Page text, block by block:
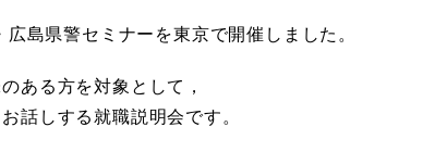
島県警セミナーを東京で開催しました。
ある方を対象として，
話しする就職説明会です。